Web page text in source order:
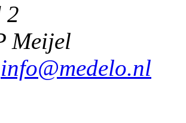
2
Meijel
info@medelo.nl